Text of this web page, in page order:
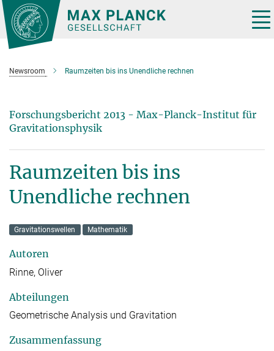
Hauptinhalt
Newsroom Raumzeiten bis ins Unendliche rechnen
Forschungsbericht 2013 - Max-Planck-Institut für
Gravitationsphysik
Raumzeiten bis ins
Unendliche rechnen
Gravitationswellen Mathematik
Autoren
Rinne, Oliver
Abteilungen
Geometrische Analysis und Gravitation
Zusammenfassung